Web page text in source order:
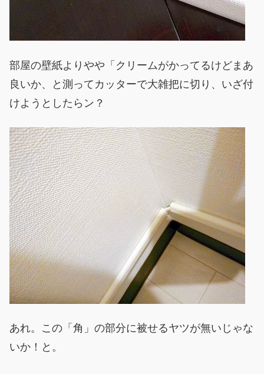
部屋の壁紙よりやや「クリームがかってるけどまあ
良いか、と測ってカッターで大雑把に切り、いざ付
けようとしたらン？
あれ。この「角」の部分に被せるヤツが無いじゃな
いか！と。